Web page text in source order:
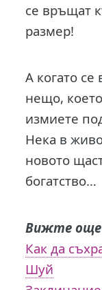
се връщат
размер!
А когато
нещо,
измиете
Нека в
новото
богатство…
Вижте
Как да
Шуй